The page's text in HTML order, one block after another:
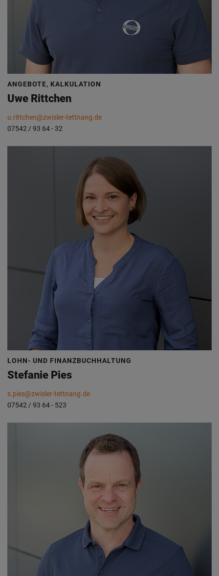
ANGEBOTE, KALKULATION
Uwe Rittchen
u.rittchen@zwisler-tettnang.de
07542 / 93 64 - 32
LOHN- UND FINANZBUCHHALTUNG
Stefanie Pies
s.pies@zwisler-tettnang.de
07542 / 93 64 - 523